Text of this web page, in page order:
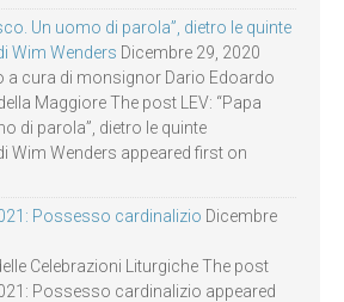
Un uomo di parola”, dietro le quinte
Wim Wenders Dicembre 29, 2020
cura di monsignor Dario Edoardo
Maggiore The post LEV: “Papa
di parola”, dietro le quinte
Wim Wenders appeared first on
Possesso cardinalizio Dicembre
Celebrazioni Liturgiche The post
Possesso cardinalizio appeared